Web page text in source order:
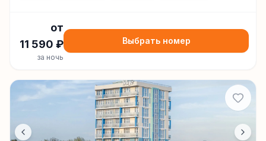
от
11 590 ₽
за ночь
Выбрать номер